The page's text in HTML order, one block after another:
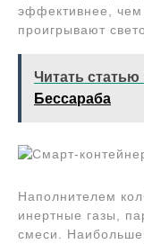
эффективнее,
проигрывают
Читать статью
Бессараба
Наполнителем
инертные газы,
смеси.